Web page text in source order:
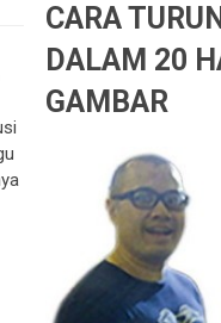
CARA
DALAM 20
GAMBAR